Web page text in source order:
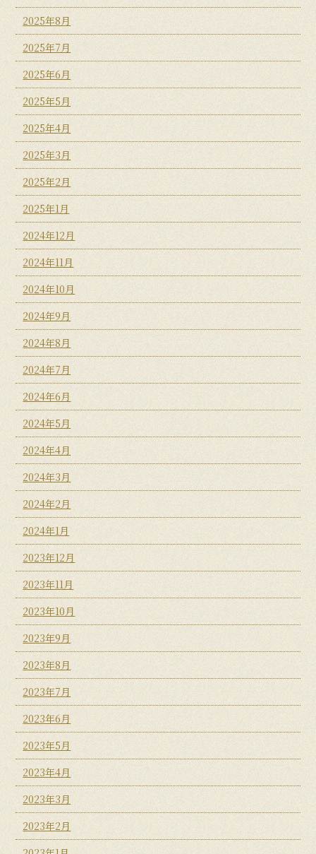
2025年8月
2025年7月
2025年6月
2025年5月
2025年4月
2025年3月
2025年2月
2025年1月
2024年12月
2024年11月
2024年10月
2024年9月
2024年8月
2024年7月
2024年6月
2024年5月
2024年4月
2024年3月
2024年2月
2024年1月
2023年12月
2023年11月
2023年10月
2023年9月
2023年8月
2023年7月
2023年6月
2023年5月
2023年4月
2023年3月
2023年2月